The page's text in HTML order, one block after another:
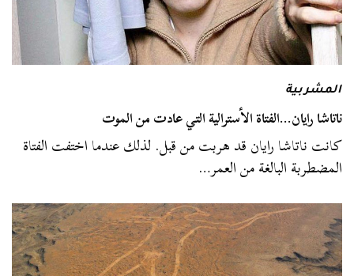
المشربية
ناتاشا رايان…الفتاة الأسترالية التي عادت من الموت
كانت ناتاشا رايان قد هربت من قبل. لذلك عندما اختفت الفتاة
المضطربة البالغة من العمر…